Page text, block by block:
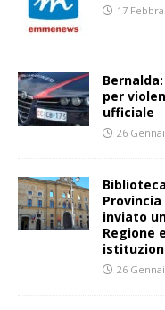
17
per
ufficiale
26
inviato
Regione
26